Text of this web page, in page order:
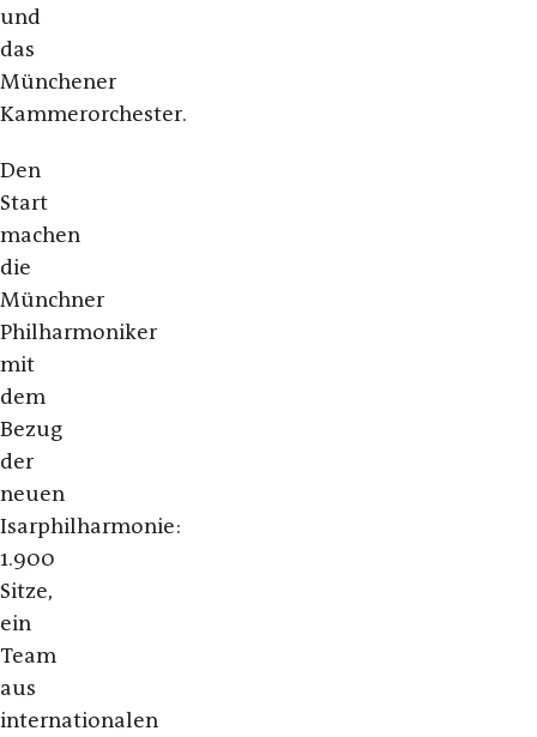
und
das
Münchener
Kammerorchester.
Den
Start
machen
die
Münchner
Philharmoniker
mit
dem
Bezug
der
neuen
Isarphilharmonie:
1.900
Sitze,
ein
Team
aus
internationalen